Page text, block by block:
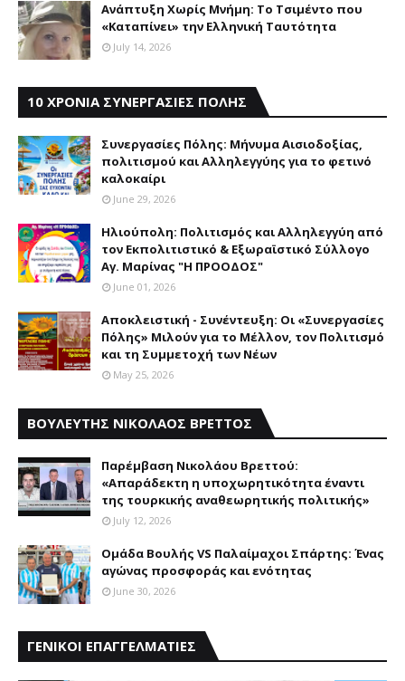
Aνάπτυξη Xωρίς Mνήμη: Το Τσιμέντο που
«Καταπίνει» την Ελληνική Ταυτότητα
July 14, 2026
10 ΧΡΟΝΙΑ ΣΥΝΕΡΓΑΣΙΕΣ ΠΟΛΗΣ
Συνεργασίες Πόλης: Mήνυμα Aισιοδοξίας,
πολιτισμού και Aλληλεγγύης για το φετινό
καλοκαίρι
June 29, 2026
Ηλιούπολη: Πολιτισμός και Aλληλεγγύη από
τον Εκπολιτιστικό & Εξωραϊστικό Σύλλογο
Αγ. Μαρίνας "Η ΠΡΟΟΔΟΣ"
June 01, 2026
Αποκλειστική - Συνέντευξη: Οι «Συνεργασίες
Πόλης» Μιλούν για το Μέλλον, τον Πολιτισμό
και τη Συμμετοχή των Νέων
May 25, 2026
ΒΟΥΛΕΥΤΗΣ ΝΙΚΟΛΑΟΣ ΒΡΕΤΤΟΣ
Παρέμβαση Nικολάου Bρεττού:
«Aπαράδεκτη η υποχωρητικότητα έναντι
της τουρκικής αναθεωρητικής πολιτικής»
July 12, 2026
Ομάδα Βουλής VS Παλαίμαχοι Σπάρτης: Ένας
αγώνας προσφοράς και ενότητας
June 30, 2026
ΓΕΝΙΚΟΙ ΕΠΑΓΓΕΛΜΑΤΙΕΣ